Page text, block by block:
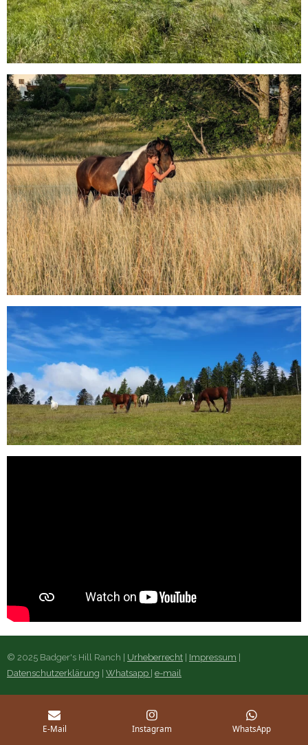
© 2025 Badger's Hill Ranch | Urheberrecht Impressum
Datenschutzerklärung
Whatsapp e-mail
E-Mail Instagram WhatsApp